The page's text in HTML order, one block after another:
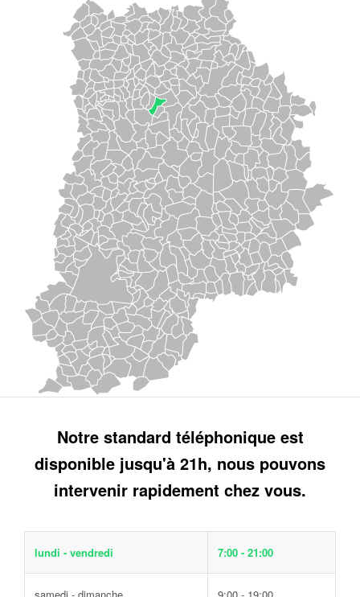
Notre standard téléphonique est
disponible jusqu'à 21h, nous pouvons
intervenir rapidement chez vous.
lundi - vendredi 7:00 - 21:00